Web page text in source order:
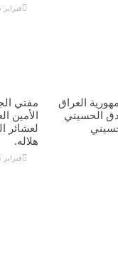
فبراير 8, 2026
مفتي
الأمين
لعشائر
هلاله.
فبراير 8, 2026
العراق
الحسيني